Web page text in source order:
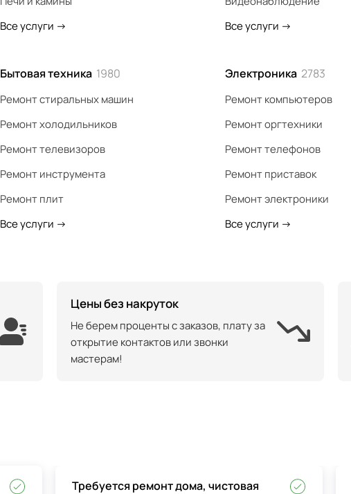
Все услуги ->
Все услуги ->
Бытовая техника 1980
Ремонт стиральных машин
Ремонт холодильников
Ремонт телевизоров
Ремонт инструмента
Ремонт плит
Все услуги ->
Электроника 2783
Ремонт компьютеров
Ремонт оргтехники
Ремонт телефонов
Ремонт приставок
Ремонт электроники
Все услуги ->
Цены без накруток
Не берем проценты с заказов, плату за
открытие контактов или звонки
мастерам!
Требуется ремонт дома, чистовая